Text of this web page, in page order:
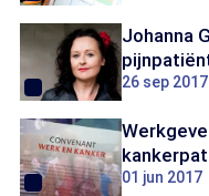
Johanna
26 sep 2017
01 jun 2017